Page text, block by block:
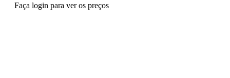
Faça login para ver os preços